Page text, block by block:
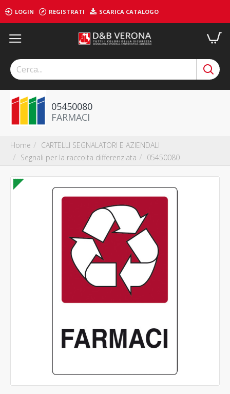
LOGIN REGISTRATI SCARICA CATALOGO
Home
CARTELLI SEGNALATORI E AZIENDALI
Segnali per la raccolta differenziata
05450080
05450080
FARMACI